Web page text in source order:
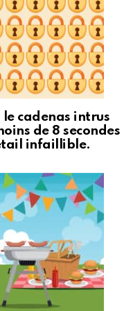
le cadenas intrus
de 8 secondes
infaillible.